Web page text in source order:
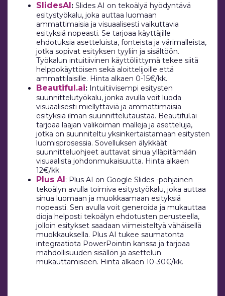
SlidesAI: Slides AI on tekoälyä hyödyntävä
esitystyökalu, joka auttaa luomaan
ammattimaisia ja visuaalisesti vaikuttavia
esityksiä nopeasti. Se tarjoaa käyttäjille
ehdotuksia asetteluista, fonteista ja värimalleista,
jotka sopivat esityksen tyyliin ja sisältöön.
Työkalun intuitiivinen käyttöliittymä tekee siitä
helppokäyttöisen sekä aloittelijoille että
ammattilaisille. Hinta alkaen 0-15€/kk.
Beautiful.ai: Intuitiivisempi esitysten
suunnittelutyökalu, jonka avulla voit luoda
visuaalisesti miellyttäviä ja ammattimaisia
esityksiä ilman suunnittelutaustaa. Beautiful.ai
tarjoaa laajan valikoiman malleja ja asetteluja,
jotka on suunniteltu yksinkertaistamaan esitysten
luomisprosessia. Sovelluksen älykkäät
suunnitteluohjeet auttavat sinua ylläpitämään
visuaalista johdonmukaisuutta. Hinta alkaen
12€/kk.
Plus AI: Plus AI on Google Slides -pohjainen
tekoälyn avulla toimiva esitystyökalu, joka auttaa
sinua luomaan ja muokkaamaan esityksiä
nopeasti. Sen avulla voit generoida ja mukauttaa
dioja helposti tekoälyn ehdotusten perusteella,
jolloin esitykset saadaan viimeisteltyä vähäisellä
muokkauksella. Plus AI tukee saumatonta
integraatiota PowerPointin kanssa ja tarjoaa
mahdollisuuden sisällön ja asettelun
mukauttamiseen. Hinta alkaen 10-30€/kk.